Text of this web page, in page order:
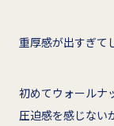
重厚感が出すぎて
初めてウォールナ
圧迫感を感じない